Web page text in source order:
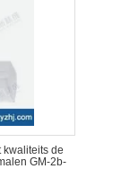
kwaliteits de
GM-2b-